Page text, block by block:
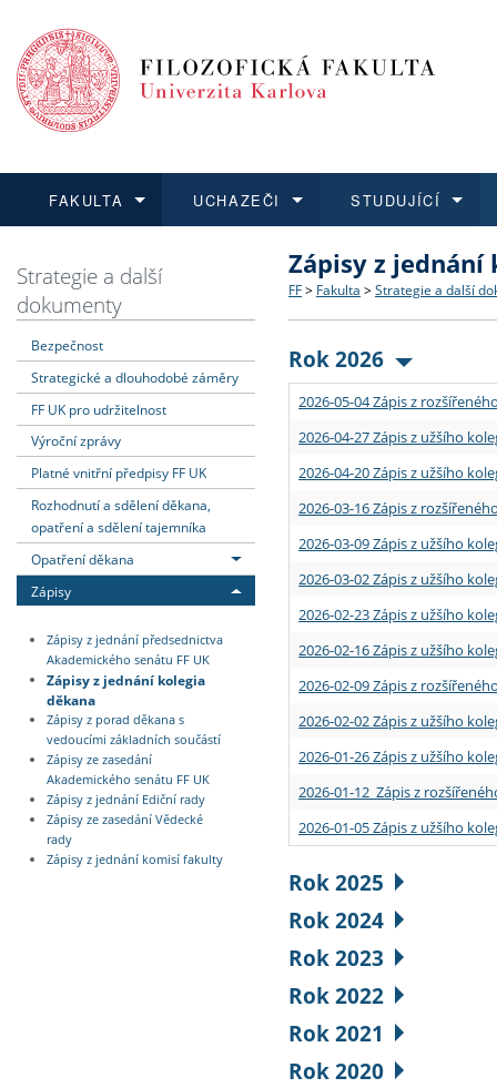
FAKULTA
Dozvědět se více
Struktura a historie
Strategie a další
Podpora a benefity pro
Absolventi fakulty
UCHAZEČI
Podat přihlášku
Co studovat a jak se
Učitelské studijní
Informace k průběhu
STUDUJÍCÍ
Dozvědět se více
Bakalářské a magisterské
Doktorské studium
Rigorózní řízení
Dozvědět se více
O vědě a výzkumu na FF
Akademické kvalifikace
Granty a projekty
Dozvědět se více
Aktuální nabídky a
Vyjíždějící studenti
Přijíždějící studenti
Vyjíždějící zaměstnanci
Strategie a další
dokumenty
Bezpečnost
Strategické a dlouhodobé záměry
FF UK pro udržitelnost
Výroční zprávy
Platné vnitřní předpisy FF UK
Rozhodnutí a sdělení děkana,
opatření a sdělení tajemníka
Opatření děkana
Zápisy
Zápisy z jednání předsednictva
Akademického senátu FF UK
Zápisy z jednání kolegia
děkana
Zápisy z porad děkana s
vedoucími základních součástí
Zápisy ze zasedání
Akademického senátu FF UK
Zápisy z jednání Ediční rady
Zápisy ze zasedání Vědecké
rady
Zápisy z jednání komisí fakulty
Zápisy z jednání
FF > Fakulta > Strategie a další
Rok 2026
2026-05-04 Zápis z
2026-04-27 Zápis z užšího
2026-04-20 Zápis z užšího
2026-03-16 Zápis z
2026-03-09 Zápis z užšího
2026-03-02 Zápis z užšího
2026-02-23 Zápis z užšího
2026-02-16 Zápis z užšího
2026-02-09 Zápis z
2026-02-02 Zápis z užšího
2026-01-26 Zápis z užšího
2026-01-12 Zápis z
2026-01-05 Zápis z užšího
Rok 2025
Rok 2024
Rok 2023
Rok 2022
Rok 2021
Rok 2020